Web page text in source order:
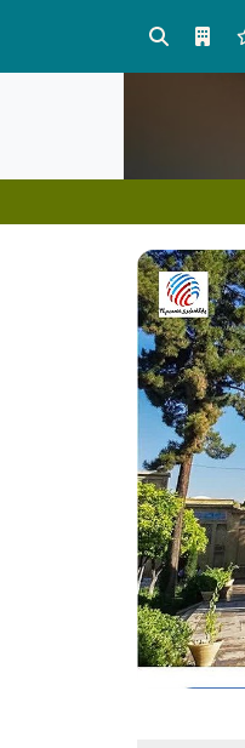
گزارش اجمالی اجرای طرح ملی مهتاب در ۱۷